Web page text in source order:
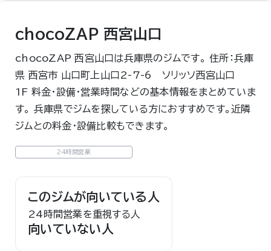
chocoZAP 西宮山口
chocoZAP 西宮山口は兵庫県のジムです。 住所：兵庫
県 西宮市 山口町上山口2-7-6 ソリッソ西宮山口
1F 料金・設備・営業時間などの基本情報をまとめていま
す。 兵庫県でジムを探している方におすすめです。近隣
ジムとの料金・設備比較もできます。
24時間営業
このジムが向いている人
24時間営業を重視する人
向いていない人